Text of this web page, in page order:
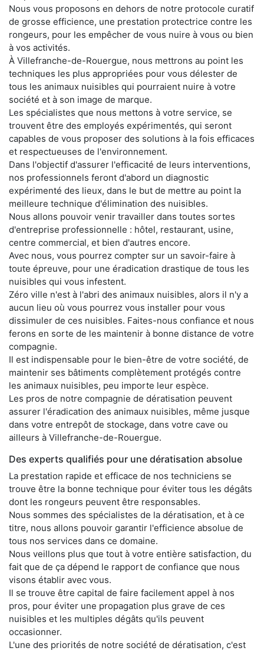
Nous vous proposons en dehors de notre protocole curatif
de grosse efficience, une prestation protectrice contre les
rongeurs, pour les empêcher de vous nuire à vous ou bien
à vos activités.
À Villefranche-de-Rouergue, nous mettrons au point les
techniques les plus appropriées pour vous délester de
tous les animaux nuisibles qui pourraient nuire à votre
société et à son image de marque.
Les spécialistes que nous mettons à votre service, se
trouvent être des employés expérimentés, qui seront
capables de vous proposer des solutions à la fois efficaces
et respectueuses de l'environnement.
Dans l'objectif d'assurer l'efficacité de leurs interventions,
nos professionnels feront d'abord un diagnostic
expérimenté des lieux, dans le but de mettre au point la
meilleure technique d'élimination des nuisibles.
Nous allons pouvoir venir travailler dans toutes sortes
d'entreprise professionnelle : hôtel, restaurant, usine,
centre commercial, et bien d'autres encore.
Avec nous, vous pourrez compter sur un savoir-faire à
toute épreuve, pour une éradication drastique de tous les
nuisibles qui vous infestent.
Zéro ville n'est à l'abri des animaux nuisibles, alors il n'y a
aucun lieu où vous pourrez vous installer pour vous
dissimuler de ces nuisibles. Faites-nous confiance et nous
ferons en sorte de les maintenir à bonne distance de votre
compagnie.
Il est indispensable pour le bien-être de votre société, de
maintenir ses bâtiments complètement protégés contre
les animaux nuisibles, peu importe leur espèce.
Les pros de notre compagnie de dératisation peuvent
assurer l'éradication des animaux nuisibles, même jusque
dans votre entrepôt de stockage, dans votre cave ou
ailleurs à Villefranche-de-Rouergue.
Des experts qualifiés pour une dératisation absolue
La prestation rapide et efficace de nos techniciens se
trouve être la bonne technique pour éviter tous les dégâts
dont les rongeurs peuvent être responsables.
Nous sommes des spécialistes de la dératisation, et à ce
titre, nous allons pouvoir garantir l'efficience absolue de
tous nos services dans ce domaine.
Nous veillons plus que tout à votre entière satisfaction, du
fait que de ça dépend le rapport de confiance que nous
visons établir avec vous.
Il se trouve être capital de faire facilement appel à nos
pros, pour éviter une propagation plus grave de ces
nuisibles et les multiples dégâts qu'ils peuvent
occasionner.
L'une des priorités de notre société de dératisation, c'est